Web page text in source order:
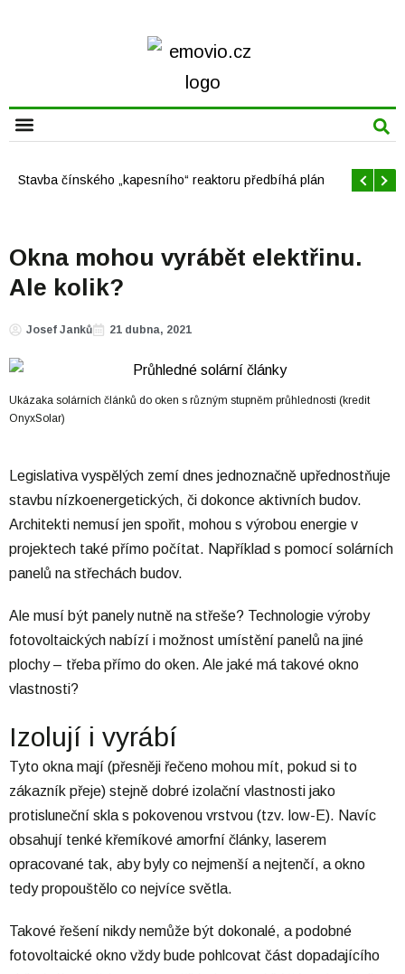
Offshore větrné elektrárny v USA se mají brzy rozrůst
Okna mohou vyrábět elektřinu.
Ale kolik?
Josef Janků 21 dubna, 2021
Ukázaka solárních článků do oken s různým stupněm průhlednosti (kredit
OnyxSolar)
Legislativa vyspělých zemí dnes jednoznačně upřednostňuje
stavbu nízkoenergetických, či dokonce aktivních budov.
Architekti nemusí jen spořit, mohou s výrobou energie v
projektech také přímo počítat. Například s pomocí solárních
panelů na střechách budov.
Ale musí být panely nutně na střeše? Technologie výroby
fotovoltaických nabízí i možnost umístění panelů na jiné
plochy – třeba přímo do oken. Ale jaké má takové okno
vlastnosti?
Izolují i vyrábí
Tyto okna mají (přesněji řečeno mohou mít, pokud si to
zákazník přeje) stejně dobré izolační vlastnosti jako
protisluneční skla s pokovenou vrstvou (tzv. low-E). Navíc
obsahují tenké křemíkové amorfní články, laserem
opracované tak, aby byly co nejmenší a nejtenčí, a okno
tedy propouštělo co nejvíce světla.
Takové řešení nikdy nemůže být dokonalé, a podobné
fotovoltaické okno vždy bude pohlcovat část dopadajícího